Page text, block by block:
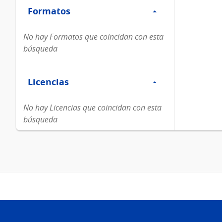
Formatos
Formatos
No hay Formatos que coincidan con esta
búsqueda
Licencias
Licencias
No hay Licencias que coincidan con esta
búsqueda